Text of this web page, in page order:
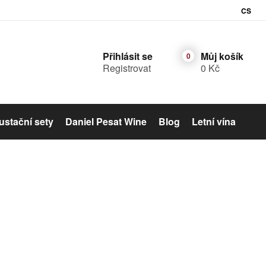
CS
Přihlásit se
Registrovat
Můj košík
0 Kč
sety Daniel Pesat Wine Blog Letní vína